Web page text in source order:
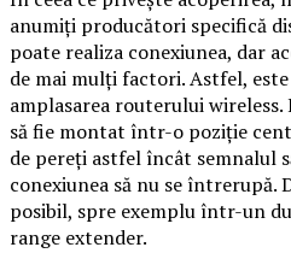
anumiţi producători specifică
poate realiza conexiunea, dar
de mai mulţi factori. Astfel,
amplasarea routerului wireless.
să fie montat într-o poziţie
de pereţi astfel încât semnalul
conexiunea să nu se întrerupă.
posibil, spre exemplu într-un
range extender.